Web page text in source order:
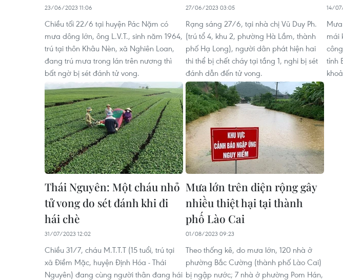
23/06/2023 11:06
Chiều tối 22/6 tại huyện Pác Nặm có
mưa dông lớn, ông L.V.T., sinh năm 1964,
trú tại thôn Khâu Nèn, xã Nghiên Loan,
đang trú mưa trong lán trên nương thì
bất ngờ bị sét đánh tử vong.
27/06/2023 03:05
Rạng sáng 27/6, tại nhà chị Vũ Duy Ph.
(trú tổ 4, khu 2, phường Hà Lầm, thành
phố Hạ Long), người dân phát hiện hai
thi thể bị chết cháy tại tầng 1, nghi bị sét
đánh dẫn đến tử vong.
14/
mái
tỉnh
Thái Nguyên: Một cháu nhỏ
tử vong do sét đánh khi đi
hái chè
31/07/2023 12:02
Chiều 31/7, cháu M.T.T.T (15 tuổi, trú tại
xã Điềm Mặc, huyện Định Hóa - Thái
Nguyên) đang cùng người thân đang hái
Mưa lớn trên diện rộng gây
nhiều thiệt hại tại thành
phố Lào Cai
01/08/2023 09:23
Theo thống kê, do mưa lớn, 120 nhà ở
phường Bắc Cường (thành phố Lào Cai)
bị ngập nước; 7 nhà ở phường Pom Hán,